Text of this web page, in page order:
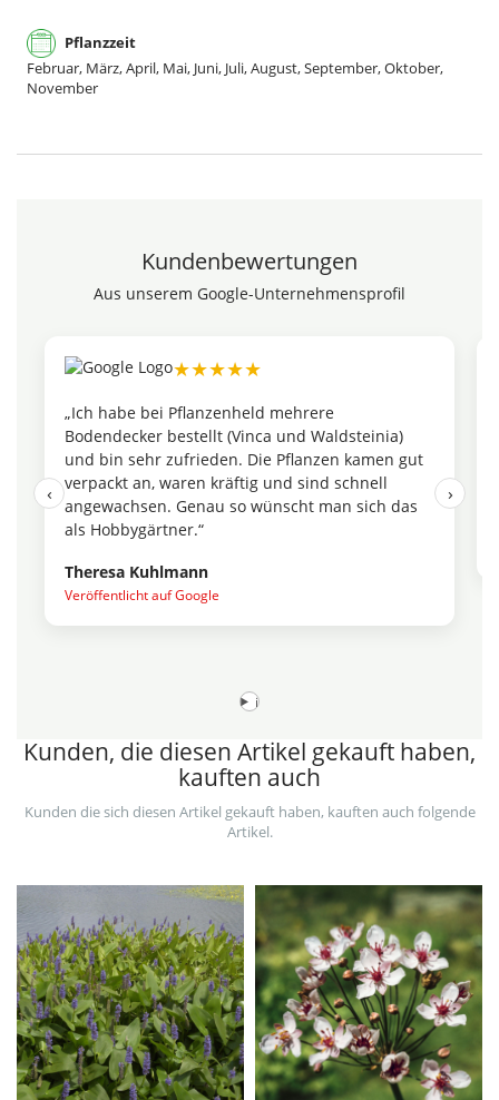
Pflanzzeit
Februar, März, April, Mai, Juni, Juli, August, September, Oktober,
November
Kundenbewertungen
Aus unserem Google-Unternehmensprofil
★★★★★
„Ich habe bei Pflanzenheld mehrere
Bodendecker bestellt (Vinca und Waldsteinia)
und bin sehr zufrieden. Die Pflanzen kamen gut
verpackt an, waren kräftig und sind schnell
angewachsen. Genau so wünscht man sich das
als Hobbygärtner.“
Theresa Kuhlmann
Veröffentlicht auf Google
‹ ›
i
Kunden, die diesen Artikel gekauft haben,
kauften auch
Kunden die sich diesen Artikel gekauft haben, kauften auch folgende
Artikel.